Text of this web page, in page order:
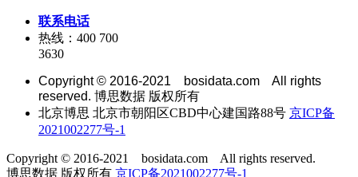
联系电话
热线：400 700
3630
Copyright © 2016-2021 bosidata.com All rights
reserved. 博思数据 版权所有
北京博思 北京市朝阳区CBD中心建国路88号 京ICP备
2021002277号-1
Copyright © 2016-2021 bosidata.com All rights reserved.
博思数据 版权所有 京ICP备2021002277号-1